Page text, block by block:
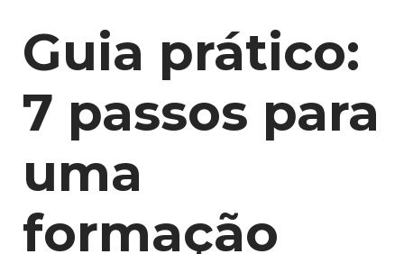
Guia prático:
7 passos para
uma
formação